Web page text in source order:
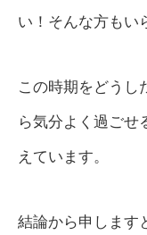
い！そんな方もい
この時期をどうし
ら気分よく過ごせ
えています。
結論から申します